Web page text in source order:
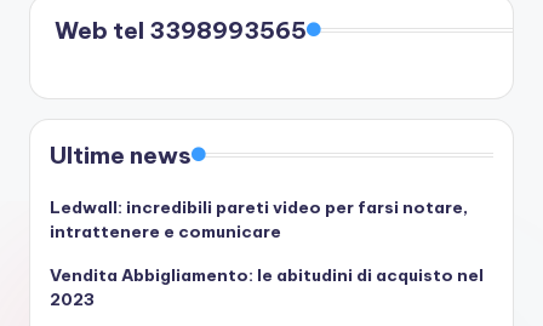
Web tel 3398993565
Ultime news
Ledwall: incredibili pareti video per farsi notare,
intrattenere e comunicare
Vendita Abbigliamento: le abitudini di acquisto nel
2023